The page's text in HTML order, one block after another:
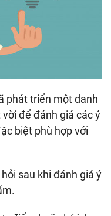
phát triển một danh
để đánh giá các ý
biệt phù hợp với
sau khi đánh giá ý